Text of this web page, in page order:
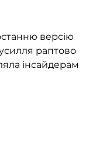
версію
раптово
інсайдерам